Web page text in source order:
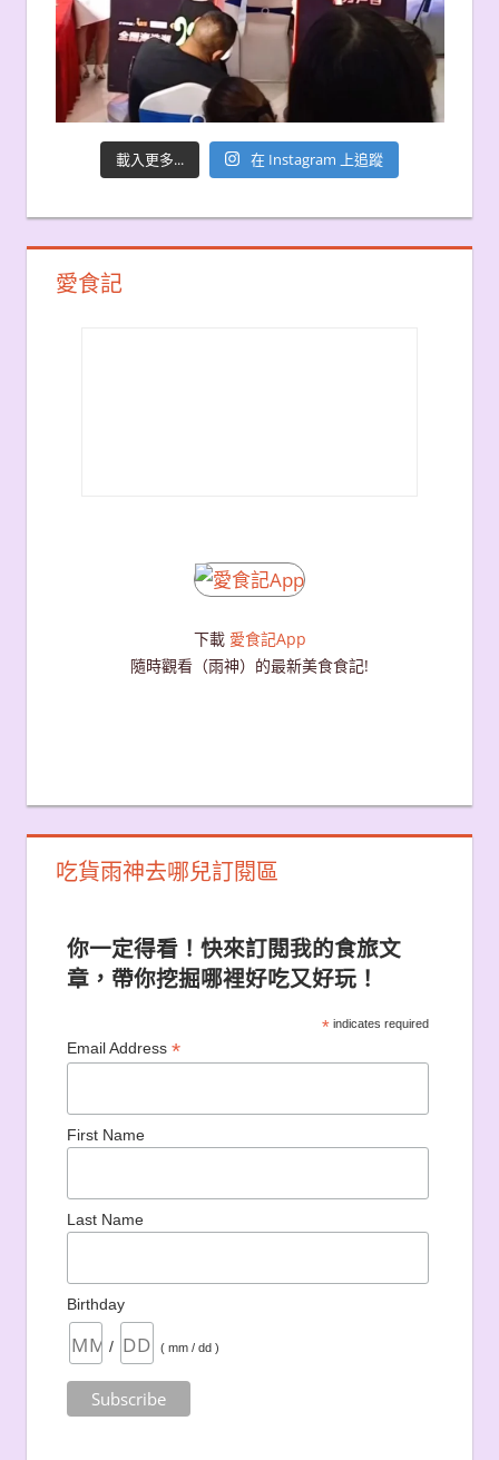
載入更多... 在 Instagram 上追蹤
愛食記
下載 愛食記App
隨時觀看（雨神）的最新美食食記!
吃貨雨神去哪兒訂閱區
你一定得看！快來訂閱我的食旅文
章，帶你挖掘哪裡好吃又好玩！
*indicates required
Email Address *
First Name
Last Name
Birthday
/ ( mm / dd )